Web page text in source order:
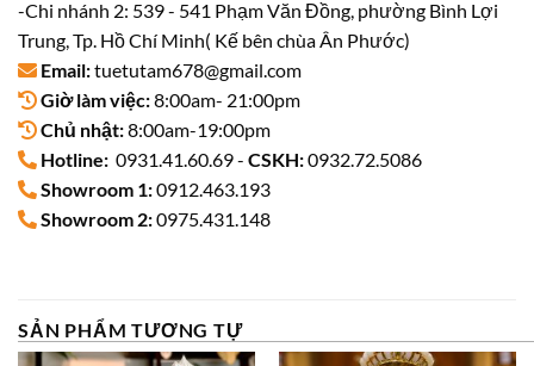
-Chi nhánh 2: 539 - 541 Phạm Văn Đồng, phường Bình Lợi
Trung, Tp. Hồ Chí Minh( Kế bên chùa Ân Phước)
Email:tuetutam678@gmail.com
Giờ làm việc:8:00am- 21:00pm
Chủ nhật:8:00am-19:00pm
Hotline: 0931.41.60.69 - CSKH:0932.72.5086
Showroom 1:0912.463.193
Showroom 2:0975.431.148
SẢN PHẨM TƯƠNG TỰ